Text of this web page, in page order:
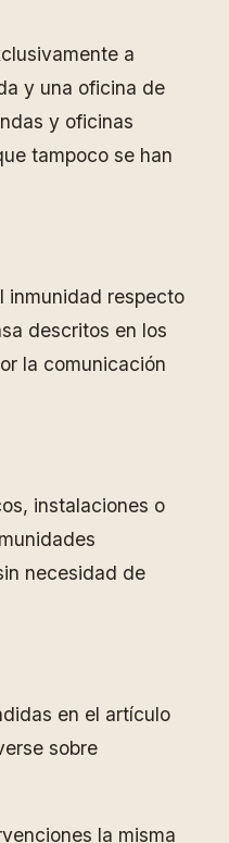
a
y una oficina de
y oficinas
tampoco se han
inmunidad respecto
descritos en los
la comunicación
instalaciones o
necesidad de
en el artículo
sobre
la misma